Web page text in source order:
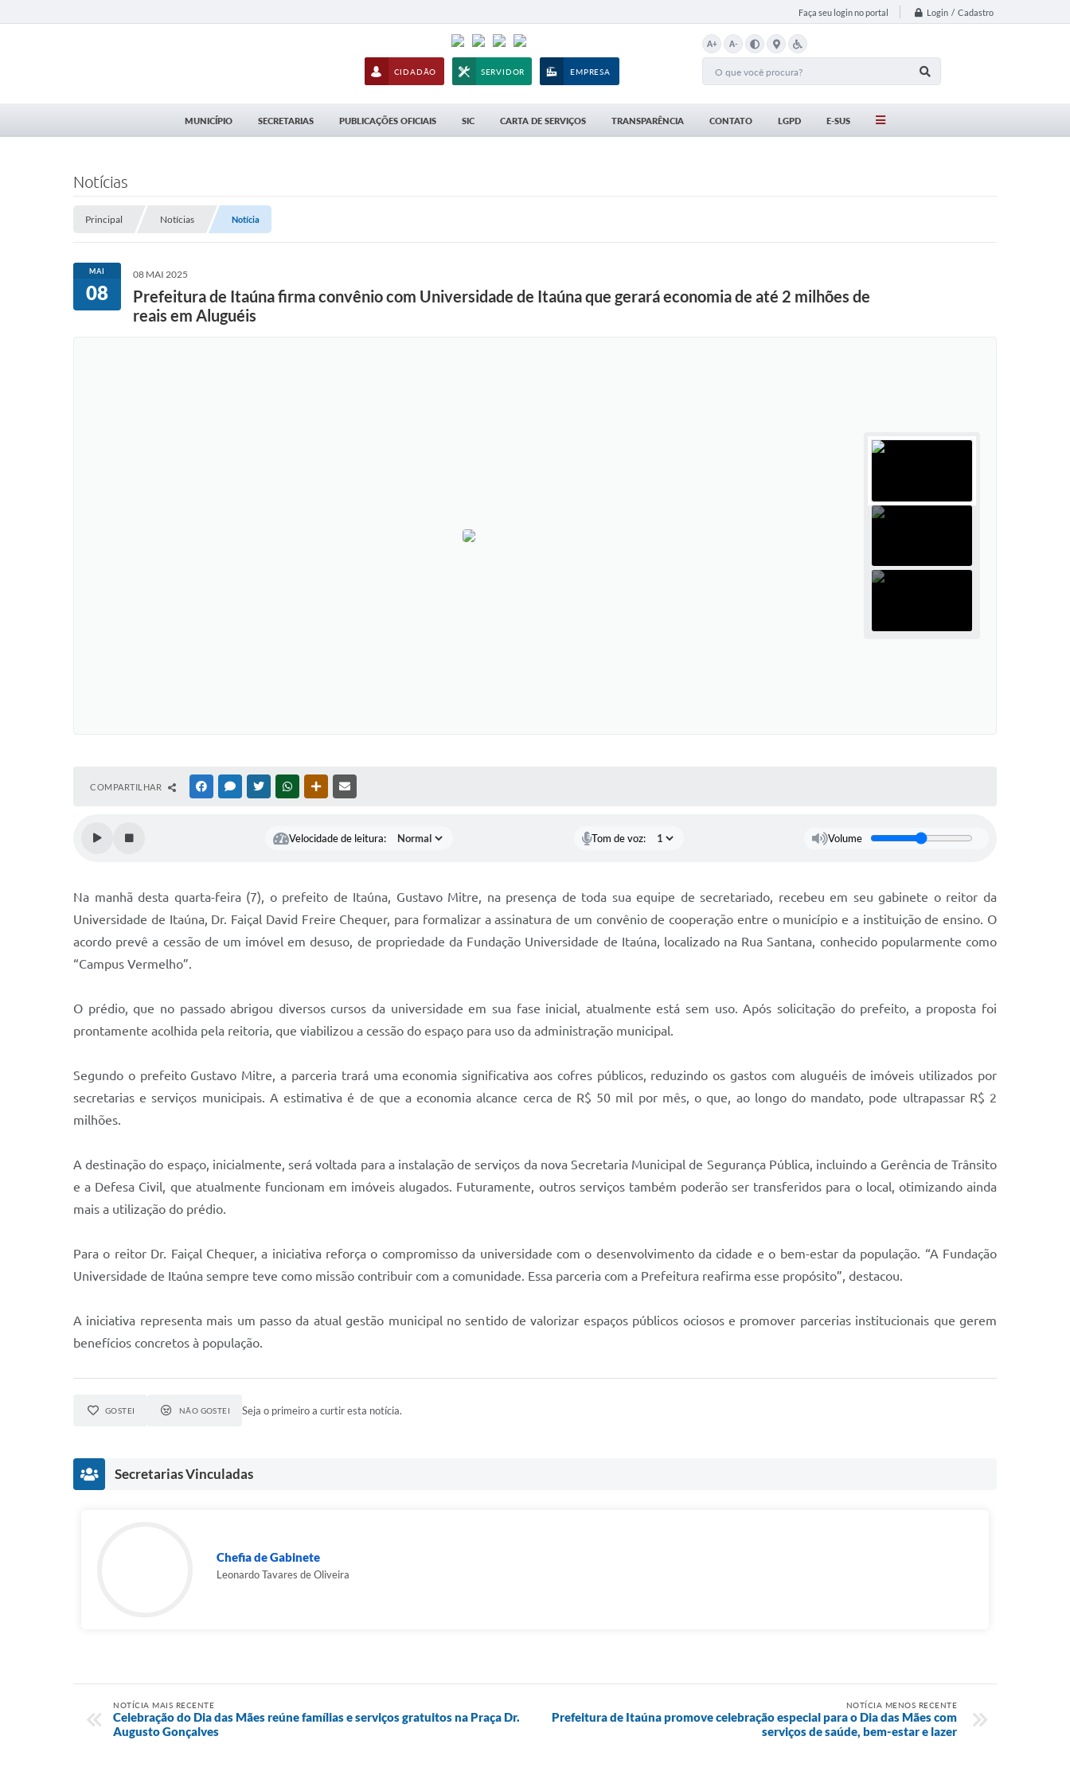
Faça seu login no portal Login / Cadastro
CIDADÃO SERVIDOR EMPRESA
A+ A-
MUNICÍPIO SECRETARIAS PUBLICAÇÕES OFICIAIS SIC CARTA DE SERVIÇOS TRANSPARÊNCIA CONTATO LGPD E-SUS
Notícias
Principal Notícias Notícia
MAI
08
08 MAI 2025
Prefeitura de Itaúna firma convênio com Universidade de Itaúna que gerará economia de até 2 milhões de
reais em Aluguéis
COMPARTILHAR FACEBOOKMESSENGER
TWITTERWHATSAPPOUTRAS MÍDIAS
Velocidade de leitura: Tom de voz: Volume
Na manhã desta quarta-feira (7), o prefeito de Itaúna, Gustavo Mitre, na presença de toda sua equipe de secretariado, recebeu em seu gabinete o reitor da
Universidade de Itaúna, Dr. Faiçal David Freire Chequer, para formalizar a assinatura de um convênio de cooperação entre o município e a instituição de ensino. O
acordo prevê a cessão de um imóvel em desuso, de propriedade da Fundação Universidade de Itaúna, localizado na Rua Santana, conhecido popularmente como
“Campus Vermelho”.
O prédio, que no passado abrigou diversos cursos da universidade em sua fase inicial, atualmente está sem uso. Após solicitação do prefeito, a proposta foi
prontamente acolhida pela reitoria, que viabilizou a cessão do espaço para uso da administração municipal.
Segundo o prefeito Gustavo Mitre, a parceria trará uma economia significativa aos cofres públicos, reduzindo os gastos com aluguéis de imóveis utilizados por
secretarias e serviços municipais. A estimativa é de que a economia alcance cerca de R$ 50 mil por mês, o que, ao longo do mandato, pode ultrapassar R$ 2
milhões.
A destinação do espaço, inicialmente, será voltada para a instalação de serviços da nova Secretaria Municipal de Segurança Pública, incluindo a Gerência de Trânsito
e a Defesa Civil, que atualmente funcionam em imóveis alugados. Futuramente, outros serviços também poderão ser transferidos para o local, otimizando ainda
mais a utilização do prédio.
Para o reitor Dr. Faiçal Chequer, a iniciativa reforça o compromisso da universidade com o desenvolvimento da cidade e o bem-estar da população. “A Fundação
Universidade de Itaúna sempre teve como missão contribuir com a comunidade. Essa parceria com a Prefeitura reafirma esse propósito”, destacou.
A iniciativa representa mais um passo da atual gestão municipal no sentido de valorizar espaços públicos ociosos e promover parcerias institucionais que gerem
benefícios concretos à população.
GOSTEI NÃO GOSTEI Seja o primeiro a curtir esta notícia.
Secretarias Vinculadas
Chefia de Gabinete
Leonardo Tavares de Oliveira
NOTÍCIA MAIS RECENTE
Celebração do Dia das Mães reúne famílias e serviços gratuitos na Praça Dr.
Augusto Gonçalves
NOTÍCIA MENOS RECENTE
Prefeitura de Itaúna promove celebração especial para o Dia das Mães com
serviços de saúde, bem-estar e lazer